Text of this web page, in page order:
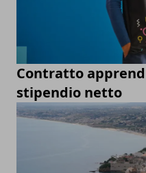
Contratto
stipendio netto